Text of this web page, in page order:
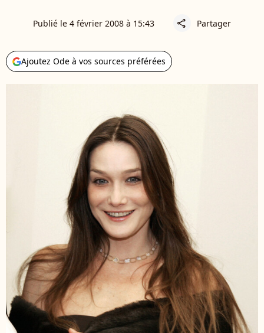
Publié le 4 février 2008 à 15:43 share Partager
Ajoutez Ode à vos sources préférées